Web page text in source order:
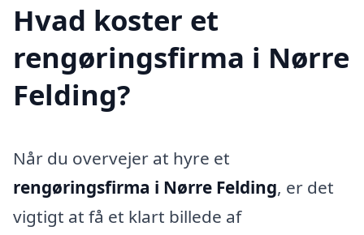
Hvad koster et
rengøringsfirma i Nørre
Felding?
Når du overvejer at hyre et
rengøringsfirma i Nørre Felding, er det
vigtigt at få et klart billede af